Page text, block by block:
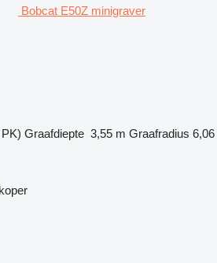
Bobcat E50Z minigraver
Graafdiepte 3,55 m Graafradius 6,06